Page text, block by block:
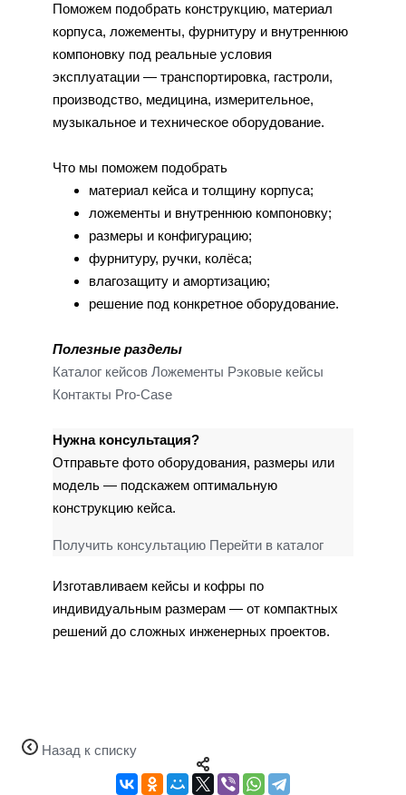
Поможем подобрать конструкцию, материал
корпуса, ложементы, фурнитуру и внутреннюю
компоновку под реальные условия
эксплуатации — транспортировка, гастроли,
производство, медицина, измерительное,
музыкальное и техническое оборудование.
Что мы поможем подобрать
материал кейса и толщину корпуса;
ложементы и внутреннюю компоновку;
размеры и конфигурацию;
фурнитуру, ручки, колёса;
влагозащиту и амортизацию;
решение под конкретное оборудование.
Полезные разделы
Каталог кейсов Ложементы Рэковые кейсы
Контакты Pro-Case
Нужна консультация?
Отправьте фото оборудования, размеры или
модель — подскажем оптимальную
конструкцию кейса.
Получить консультацию Перейти в каталог
Изготавливаем кейсы и кофры по
индивидуальным размерам — от компактных
решений до сложных инженерных проектов.
Назад к списку